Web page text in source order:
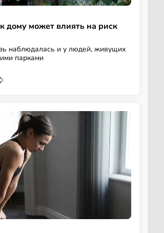
дому может влиять на риск
наблюдалась и у людей, живущих
парками